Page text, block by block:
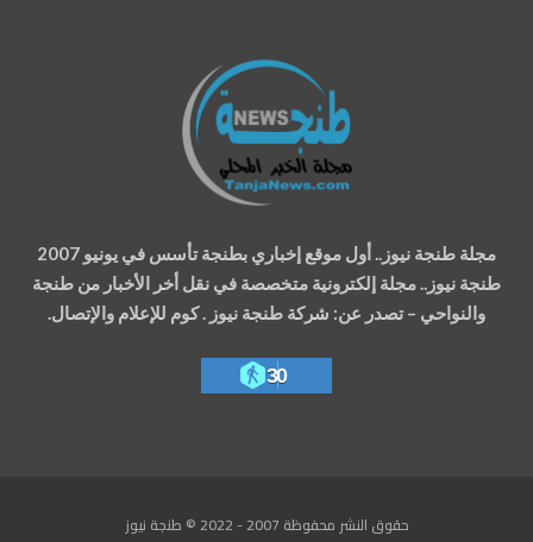
مجلة طنجة نيوز.. أول موقع إخباري بطنجة تأسس في يونيو 2007
طنجة نيوز.. مجلة إلكترونية متخصصة في نقل أخر الأخبار من طنجة
والنواحي – تصدر عن: شركة طنجة نيوز . كوم للإعلام والإتصال.
30
حقوق النشر محفوظة 2007 - 2022 © طنجة نيوز